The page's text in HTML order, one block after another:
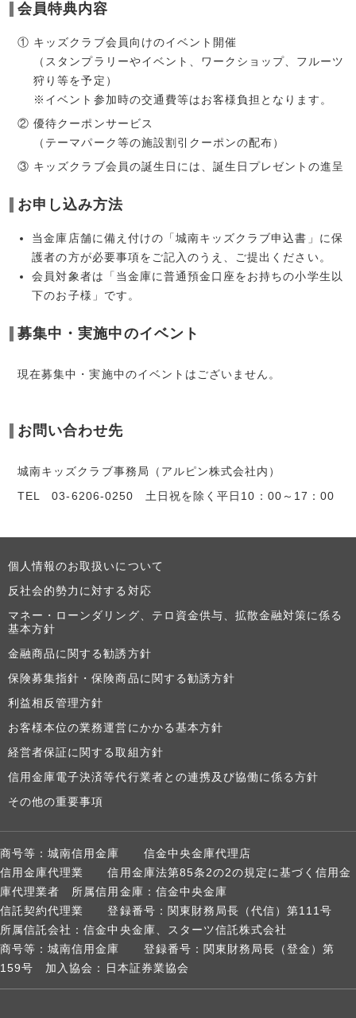
会員特典内容
① キッズクラブ会員向けのイベント開催
（スタンプラリーやイベント、ワークショップ、フルーツ
狩り等を予定）
※イベント参加時の交通費等はお客様負担となります。
② 優待クーポンサービス
（テーマパーク等の施設割引クーポンの配布）
③ キッズクラブ会員の誕生日には、誕生日プレゼントの進呈
お申し込み方法
当金庫店舗に備え付けの「城南キッズクラブ申込書」に保
護者の方が必要事項をご記入のうえ、ご提出ください。
会員対象者は「当金庫に普通預金口座をお持ちの小学生以
下のお子様」です。
募集中・実施中のイベント
現在募集中・実施中のイベントはございません。
お問い合わせ先
城南キッズクラブ事務局（アルピン株式会社内）
TEL 03-6206-0250 土日祝を除く平日10：00～17：00
個人情報のお取扱いについて
反社会的勢力に対する対応
マネー・ローンダリング、テロ資金供与、拡散金融対策に係る
基本方針
金融商品に関する勧誘方針
保険募集指針・保険商品に関する勧誘方針
利益相反管理方針
お客様本位の業務運営にかかる基本方針
経営者保証に関する取組方針
信用金庫電子決済等代行業者との連携及び協働に係る方針
その他の重要事項
商号等：城南信用金庫 信金中央金庫代理店
信用金庫代理業 信用金庫法第85条2の2の規定に基づく信用金
庫代理業者 所属信用金庫：信金中央金庫
信託契約代理業 登録番号：関東財務局長（代信）第111号
所属信託会社：信金中央金庫、スターツ信託株式会社
商号等：城南信用金庫 登録番号：関東財務局長（登金）第
159号 加入協会：日本証券業協会